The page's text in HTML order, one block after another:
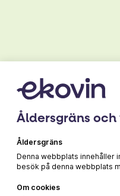
Åldersgräns
Åldersgräns
Denna webbplats innehåller
besök på denna webbplats
Om cookies